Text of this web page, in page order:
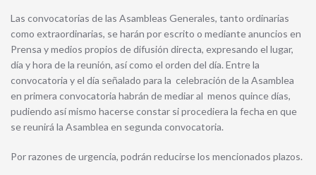
Las convocatorias de las Asambleas Generales, tanto ordinarias
como extraordinarias, se harán por escrito o mediante anuncios en
Prensa y medios propios de difusión directa, expresando el lugar,
día y hora de la reunión, así como el orden del día. Entre la
convocatoria y el día señalado para la celebración de la Asamblea
en primera convocatoria habrán de mediar al menos quince días,
pudiendo así mismo hacerse constar si procediera la fecha en que
se reunirá la Asamblea en segunda convocatoria.
Por razones de urgencia, podrán reducirse los mencionados plazos.